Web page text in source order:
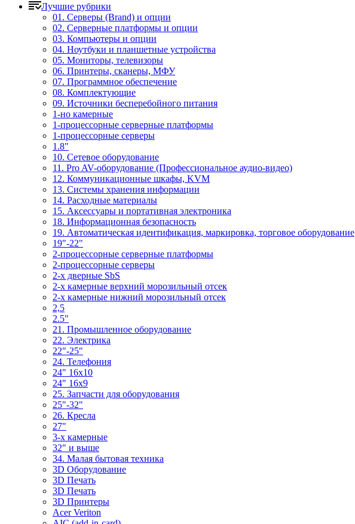
Лучшие рубрики
01. Серверы (Brand) и опции
02. Серверные платформы и опции
03. Компьютеры и опции
04. Ноутбуки и планшетные устройства
05. Мониторы, телевизоры
06. Принтеры, сканеры, МФУ
07. Программное обеспечение
08. Комплектующие
09. Источники бесперебойного питания
1-но камерные
1-процессорные серверные платформы
1-процессорные серверы
1.8"
10. Сетевое оборудование
11. Pro AV-оборудование (Профессиональное аудио-видео)
12. Коммуникационные шкафы, KVM
13. Системы хранения информации
14. Расходные материалы
15. Аксессуары и портативная электроника
18. Информационная безопасность
19. Автоматическая идентификация, маркировка, торговое оборудование
19"-22"
2-процессорные серверные платформы
2-процессорные серверы
2-х дверные SbS
2-х камерные верхний морозильный отсек
2-х камерные нижний морозильный отсек
2,5
2.5"
21. Промышленное оборудование
22. Электрика
22"-25"
24. Телефония
24" 16x10
24" 16x9
25. Запчасти для оборудования
25"-32"
26. Кресла
27"
3-x камерные
32" и выше
34. Малая бытовая техника
3D Оборудование
3D Печать
3D Печать
3D Принтеры
Acer Veriton